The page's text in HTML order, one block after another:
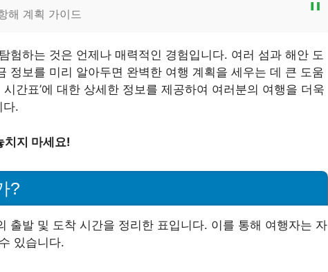
해 계획 가이드
험하는 것은 언제나 매력적인 경험입니다. 여러 섬과 해안 도
정보를 미리 알아두면 완벽한 여행 계획을 세우는 데 큰 도움
간표’에 대한 상세한 정보를 제공하여 여러분의 여행을 더욱
다.
치지 마세요!
?
출발 및 도착 시간을 정리한 표입니다. 이를 통해 여행자는 자
있습니다.